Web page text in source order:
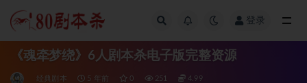
登录
《魂牵梦绕》6人剧本杀电子版完整资源
经典剧本 5 年前 0 251 4.99